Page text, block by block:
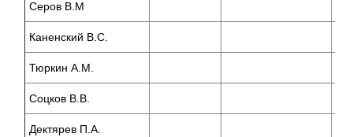
Серов В.М
Каненский В.С.
Тюркин А.М.
Соцков В.В.
Дектярев П.А.